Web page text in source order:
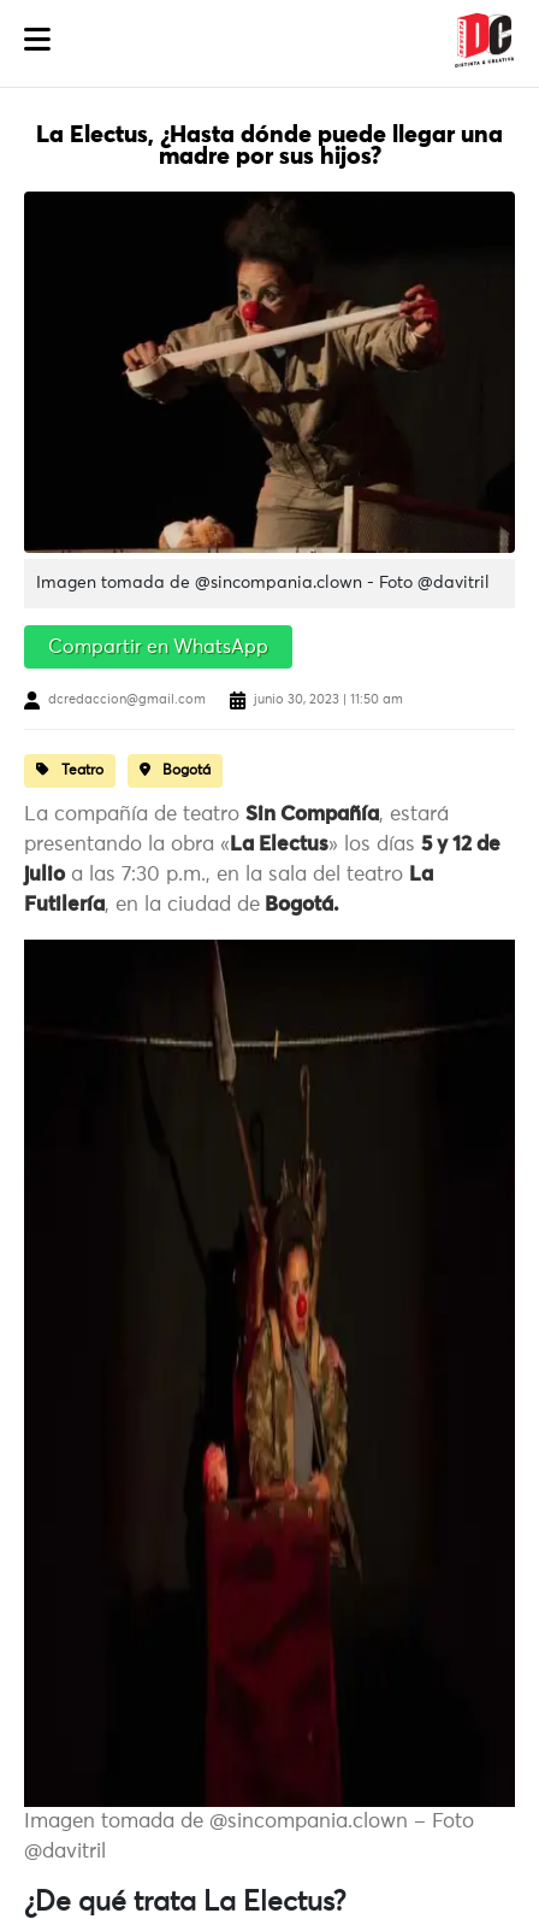
La Electus, ¿Hasta dónde puede llegar una
madre por sus hijos?
Imagen tomada de @sincompania.clown - Foto @davitril
Compartir en WhatsApp
dcredaccion@gmail.com junio 30, 2023 | 11:50 am
Teatro Bogotá
La compañía de teatro Sin Compañía, estará
presentando la obra « La Electus» los días 5 y 12 de
julioa las 7:30 p.m., en la sala del teatro La
Futilería, en la ciudad de Bogotá.
Imagen tomada de @sincompania.clown – Foto
@davitril
¿De qué trata La Electus?